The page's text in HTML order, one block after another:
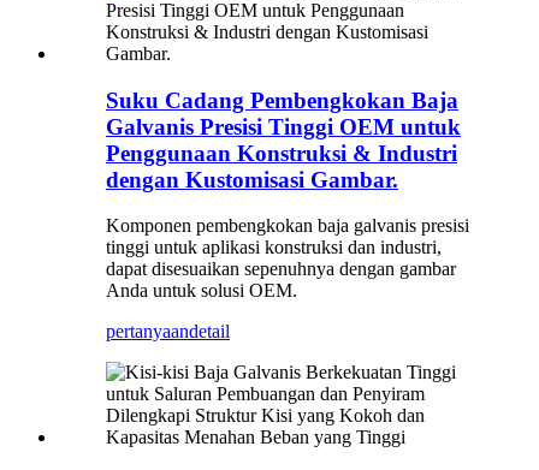
Suku Cadang Pembengkokan Baja
Galvanis Presisi Tinggi OEM untuk
Penggunaan Konstruksi & Industri
dengan Kustomisasi Gambar.
Komponen pembengkokan baja galvanis presisi
tinggi untuk aplikasi konstruksi dan industri,
dapat disesuaikan sepenuhnya dengan gambar
Anda untuk solusi OEM.
pertanyaandetail